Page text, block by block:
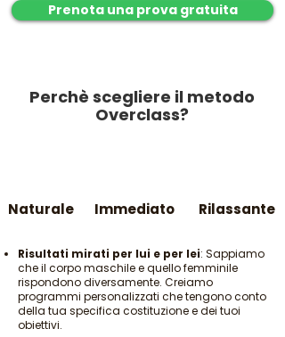
Prenota una prova gratuita
Perchè scegliere il metodo
Overclass?
Naturale Immediato Rilassante
Risultati mirati per lui e per lei: Sappiamo
che il corpo maschile e quello femminile
rispondono diversamente. Creiamo
programmi personalizzati che tengono conto
della tua specifica costituzione e dei tuoi
obiettivi.